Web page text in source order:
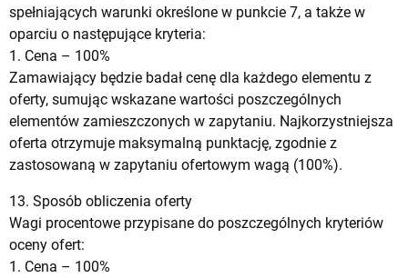
spełniających warunki określone w punkcie 7, a także w
oparciu o następujące kryteria:
1. Cena – 100%
Zamawiający będzie badał cenę dla każdego elementu z
oferty, sumując wskazane wartości poszczególnych
elementów zamieszczonych w zapytaniu. Najkorzystniejsza
oferta otrzymuje maksymalną punktację, zgodnie z
zastosowaną w zapytaniu ofertowym wagą (100%).
13. Sposób obliczenia oferty
Wagi procentowe przypisane do poszczególnych kryteriów
oceny ofert:
1. Cena – 100%